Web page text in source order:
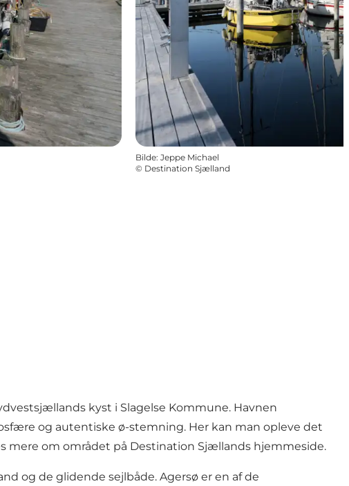
Bilde: Jeppe Michael
© Destination Sjælland
kyst i Slagelse Kommune. Havnen
og autentiske ø-stemning. Her kan man opleve det
mere om området på Destination Sjællands hjemmeside.
og de glidende sejlbåde. Agersø er en af de